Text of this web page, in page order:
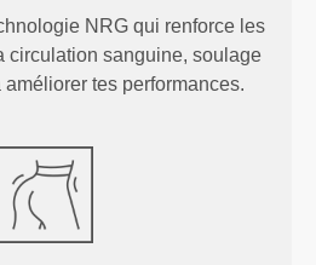
NRG qui renforce les
circulation sanguine, soulage
améliorer tes performances.